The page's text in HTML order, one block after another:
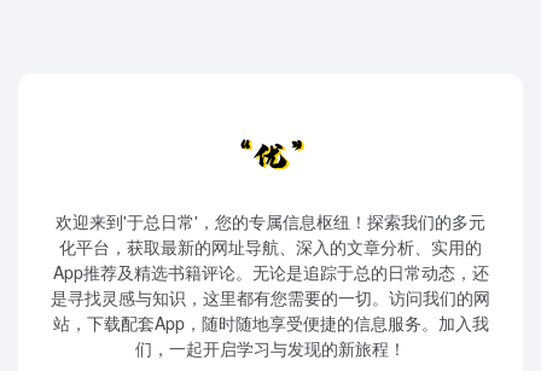
欢迎来到'于总日常'，您的专属信息枢纽！探索我们的多元
化平台，获取最新的网址导航、深入的文章分析、实用的
App推荐及精选书籍评论。无论是追踪于总的日常动态，还
是寻找灵感与知识，这里都有您需要的一切。访问我们的网
站，下载配套App，随时随地享受便捷的信息服务。加入我
们，一起开启学习与发现的新旅程！